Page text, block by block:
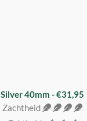
Silver 40mm - €31,95
Zachtheid